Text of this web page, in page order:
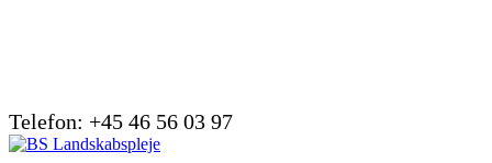
Telefon: +45 46 56 03 97